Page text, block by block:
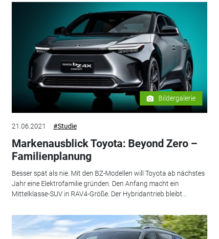
Bildergalerie
21.06.2021 #Studie
Markenausblick Toyota: Beyond Zero –
Familienplanung
Besser spät als nie. Mit den BZ-Modellen will Toyota ab nächstes
Jahr eine Elektrofamilie gründen. Den Anfang macht ein
Mittelklasse-SUV in RAV4-Größe. Der Hybridantrieb bleibt...